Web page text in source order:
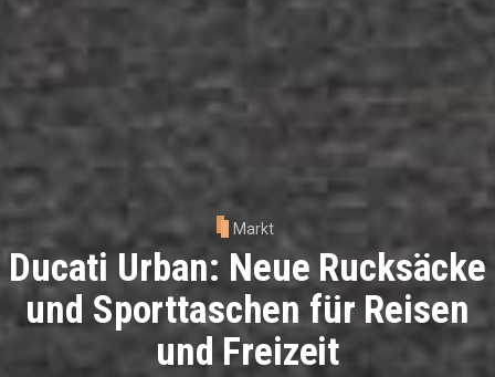
Markt
Ducati Urban: Neue Rucksäcke
und Sporttaschen für Reisen
und Freizeit